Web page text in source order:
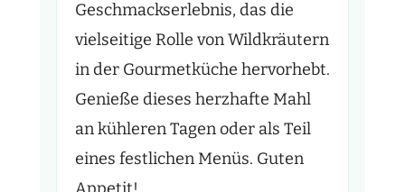
Geschmackserlebnis, das die
vielseitige Rolle von Wildkräutern
in der Gourmetküche hervorhebt.
Genieße dieses herzhafte Mahl
an kühleren Tagen oder als Teil
eines festlichen Menüs. Guten